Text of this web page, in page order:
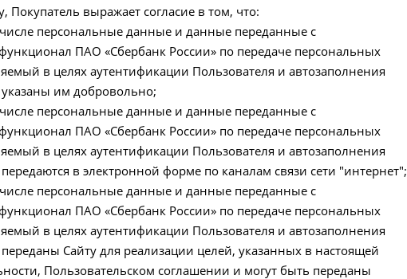
выражает согласие в том, что:
персональные данные и данные переданные с
ПАО «Сбербанк России» по передаче персональных
в целях аутентификации Пользователя и автозаполнения
им добровольно;
персональные данные и данные переданные с
ПАО «Сбербанк России» по передаче персональных
в целях аутентификации Пользователя и автозаполнения
в электронной форме по каналам связи сети "интернет";
персональные данные и данные переданные с
ПАО «Сбербанк России» по передаче персональных
в целях аутентификации Пользователя и автозаполнения
Сайту для реализации целей, указанных в настоящей
Пользовательском соглашении и могут быть переданы